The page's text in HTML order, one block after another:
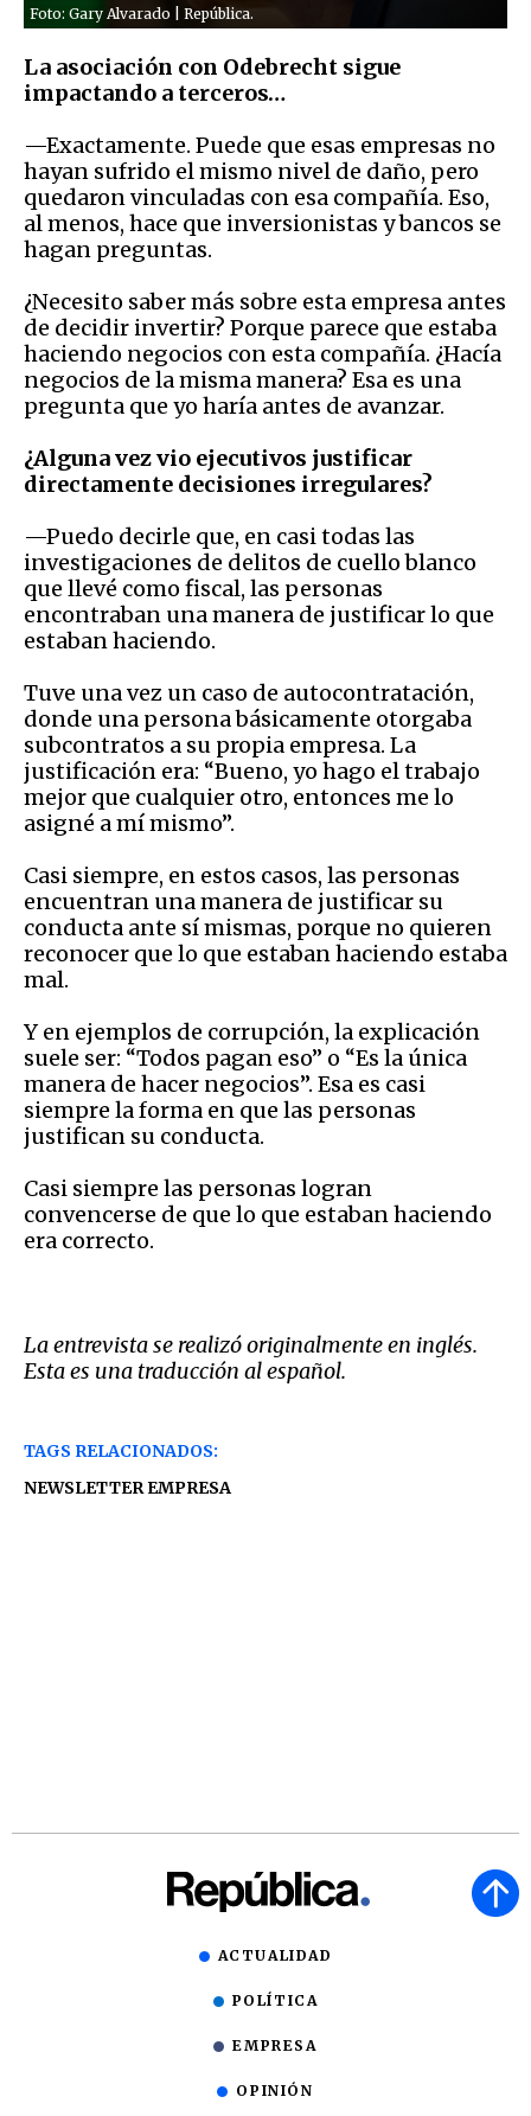
Foto: Gary Alvarado | República.
La asociación con Odebrecht sigue
impactando a terceros…
—Exactamente. Puede que esas empresas no
hayan sufrido el mismo nivel de daño, pero
quedaron vinculadas con esa compañía. Eso,
al menos, hace que inversionistas y bancos se
hagan preguntas.
¿Necesito saber más sobre esta empresa antes
de decidir invertir? Porque parece que estaba
haciendo negocios con esta compañía. ¿Hacía
negocios de la misma manera? Esa es una
pregunta que yo haría antes de avanzar.
¿Alguna vez vio ejecutivos justificar
directamente decisiones irregulares?
—Puedo decirle que, en casi todas las
investigaciones de delitos de cuello blanco
que llevé como fiscal, las personas
encontraban una manera de justificar lo que
estaban haciendo.
Tuve una vez un caso de autocontratación,
donde una persona básicamente otorgaba
subcontratos a su propia empresa. La
justificación era: “Bueno, yo hago el trabajo
mejor que cualquier otro, entonces me lo
asigné a mí mismo”.
Casi siempre, en estos casos, las personas
encuentran una manera de justificar su
conducta ante sí mismas, porque no quieren
reconocer que lo que estaban haciendo estaba
mal.
Y en ejemplos de corrupción, la explicación
suele ser: “Todos pagan eso” o “Es la única
manera de hacer negocios”. Esa es casi
siempre la forma en que las personas
justifican su conducta.
Casi siempre las personas logran
convencerse de que lo que estaban haciendo
era correcto.
La entrevista se realizó originalmente en inglés.
Esta es una traducción al español.
TAGS RELACIONADOS:
NEWSLETTER EMPRESA
ACTUALIDAD
POLÍTICA
EMPRESA
OPINIÓN